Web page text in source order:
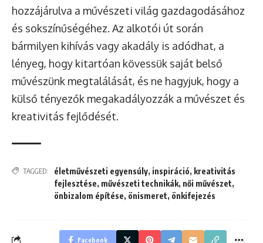
hozzájárulva a művészeti világ gazdagodásához
és sokszínűségéhez. Az alkotói út során
bármilyen kihívás vagy akadály is adódhat, a
lényeg, hogy kitartóan kövessük saját belső
művészünk megtalálását, és ne hagyjuk, hogy a
külső tényezők megakadályozzák a művészet és
kreativitás fejlődését.
TAGGED: életművészeti egyensúly, inspiráció, kreativitás
fejlesztése, művészeti technikák, női művészet,
önbizalom építése, önismeret, önkifejezés
Facebook